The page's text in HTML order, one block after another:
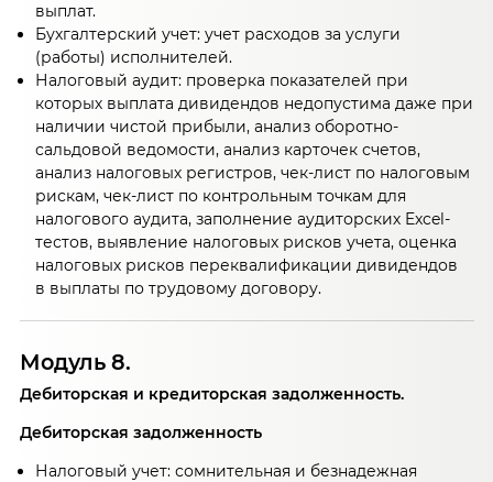
выплат.
Бухгалтерский учет: учет расходов за услуги
(работы) исполнителей.
Налоговый аудит: проверка показателей при
которых выплата дивидендов недопустима даже при
наличии чистой прибыли, анализ оборотно-
сальдовой ведомости, анализ карточек счетов,
анализ налоговых регистров, чек-лист по налоговым
рискам, чек-лист по контрольным точкам для
налогового аудита, заполнение аудиторских Excel-
тестов, выявление налоговых рисков учета, оценка
налоговых рисков переквалификации дивидендов
в выплаты по трудовому договору.
Модуль 8.
Дебиторская и кредиторская задолженность.
Дебиторская задолженность
Налоговый учет: сомнительная и безнадежная